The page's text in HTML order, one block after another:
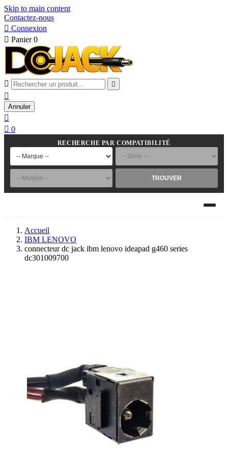
Skip to main content
Contactez-nous
 Connexion
 Panier 0
 

Annuler

 0
RECHERCHE PAR COMPATIBILITÉ
TROUVER
Accueil
IBM LENOVO
connecteur dc jack ibm lenovo ideapad g460 series
dc301009700